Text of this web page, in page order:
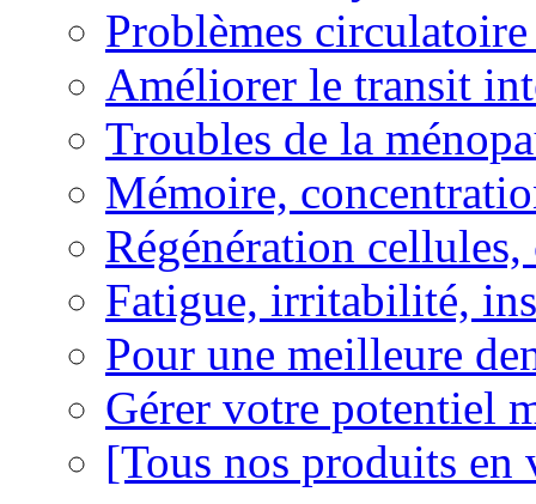
Problèmes
Améliorer le transit
Troubles de la
Mémoire,
Régénération
Fatigue, irritabilité,
Pour une meilleure
Gérer votre potentiel
[Tous nos produits en